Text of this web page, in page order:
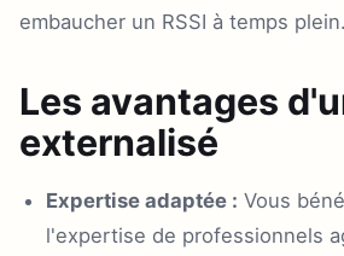
embaucher un RSSI à temps plein.
Les avantages
externalisé
Expertise adaptée : Vous
l'expertise de professionnels